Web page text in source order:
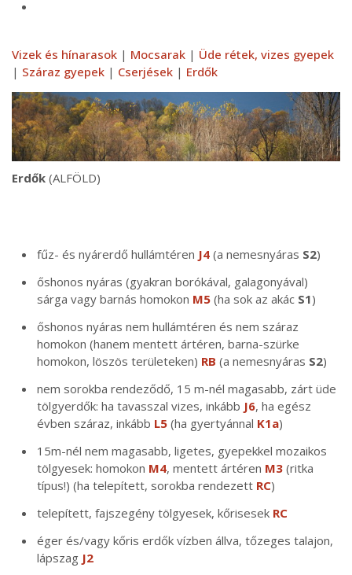
Vizek és hínarasok | Mocsarak | Üde rétek, vizes gyepek
| Száraz gyepek | Cserjések | Erdők
Erdők (ALFÖLD)
fűz- és nyárerdő hullámtéren J4(a nemesnyáras S2)
őshonos nyáras (gyakran borókával, galagonyával)
sárga vagy barnás homokon M5(ha sok az akác S1)
őshonos nyáras nem hullámtéren és nem száraz
homokon (hanem mentett ártéren, barna-szürke
homokon, löszös területeken) RB (a nemesnyáras S2)
nem sorokba rendeződő, 15 m-nél magasabb, zárt üde
tölgyerdők: ha tavasszal vizes, inkább J6, ha egész
évben száraz, inkább L5(ha gyertyánnal K1a)
15m-nél nem magasabb, ligetes, gyepekkel mozaikos
tölgyesek: homokon M4, mentett ártéren M3(ritka
típus!) (ha telepített, sorokba rendezett RC)
telepített, fajszegény tölgyesek, kőrisesek RC
éger és/vagy kőris erdők vízben állva, tőzeges talajon,
lápszag J2